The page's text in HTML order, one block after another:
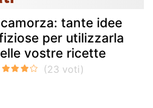
tante idee
per utilizzarla
vostre ricette